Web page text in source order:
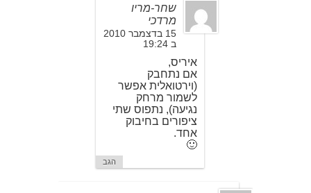
שחר-מריו
מרדכי
15 בדצמבר 2010
ב 19:24
איריס,
אם נתחבק
(וירטואלית אפשר
לשמור מרחק
נגיעה), נתפוס שתי
ציפורים בחיבוק
אחד.
🙂
הגב